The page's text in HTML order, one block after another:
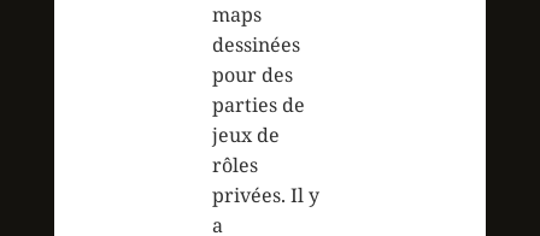
maps
dessinées
pour des
parties de
jeux de
rôles
privées. Il y
a